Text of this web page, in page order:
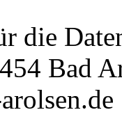
die
Bad